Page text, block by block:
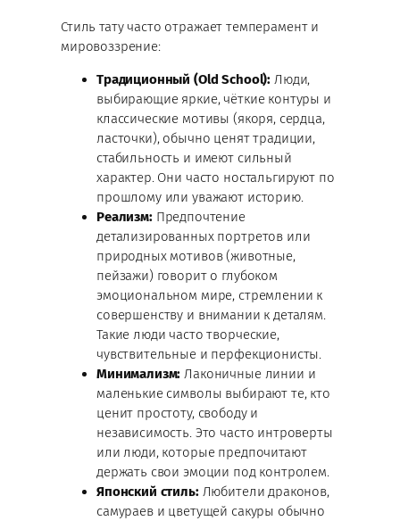
Стиль тату часто отражает темперамент и
мировоззрение:
Традиционный (Old School): Люди,
выбирающие яркие, чёткие контуры и
классические мотивы (якоря, сердца,
ласточки), обычно ценят традиции,
стабильность и имеют сильный
характер. Они часто ностальгируют по
прошлому или уважают историю.
Реализм:Предпочтение
детализированных портретов или
природных мотивов (животные,
пейзажи) говорит о глубоком
эмоциональном мире, стремлении к
совершенству и внимании к деталям.
Такие люди часто творческие,
чувствительные и перфекционисты.
Минимализм: Лаконичные линии и
маленькие символы выбирают те, кто
ценит простоту, свободу и
независимость. Это часто интроверты
или люди, которые предпочитают
держать свои эмоции под контролем.
Японский стиль:Любители драконов,
самураев и цветущей сакуры обычно